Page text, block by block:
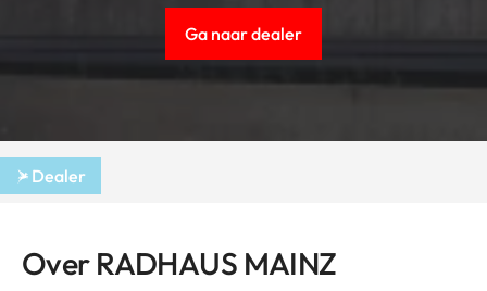
Ga naar dealer
Dealer
Over RADHAUS MAINZ